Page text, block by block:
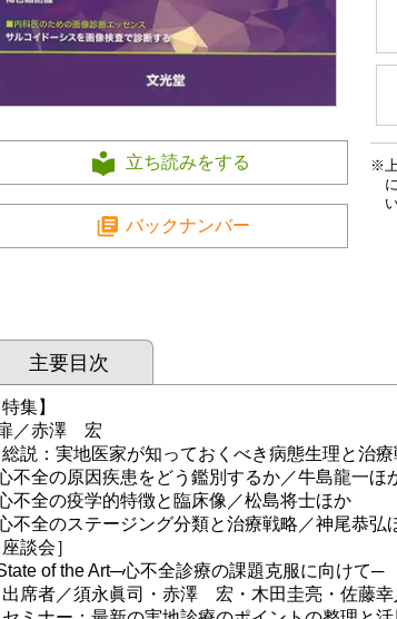
立ち読みをする
バックナンバー
主要目次
特集】
／赤澤 宏
総説：実地医家が知っておくべき病態生理と治療
不全の原因疾患をどう鑑別するか／牛島龍一ほ
不全の疫学的特徴と臨床像／松島将士ほか
不全のステージング分類と治療戦略／神尾恭弘
座談会］
of the Art─心不全診療の課題克服に向けて─
席者／須永眞司・赤澤 宏・木田圭亮・佐藤幸